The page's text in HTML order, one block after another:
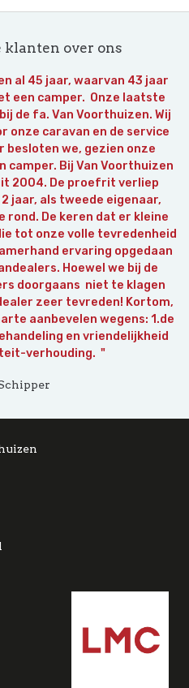
klanten over ons
al 45 jaar, waarvan 43 jaar
een camper. Onze laatste
de fa. Van Voorthuizen. Wij
onze caravan en de service
besloten we, gezien onze
camper. Bij Van Voorthuizen
2004. De proefrit verliep
jaar, als tweede eigenaar,
rond. De keren dat er kleine
tot onze volle tevredenheid
ervaring opgedaan
Hoewel we bij de
doorgaans niet te klagen
zeer tevreden! Kortom,
aanbevelen wegens: 1.de
en vriendelijkheid
verhouding. "